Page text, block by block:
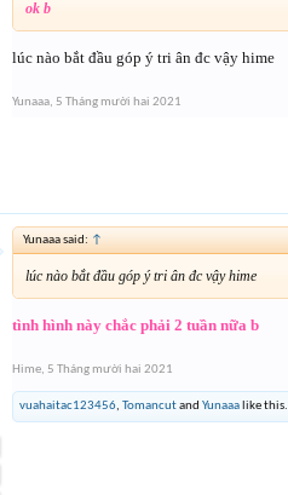
ok b
lúc nào bắt đầu góp ý tri ân đc vậy hime
Yunaaa, 5 Tháng mười hai 2021
Yunaaa said: ↑
lúc nào bắt đầu góp ý tri ân đc vậy hime
tình hình này chắc phải 2 tuần nữa b
Hime, 5 Tháng mười hai 2021
vuahaitac123456, Tomancutand Yunaaa like this.